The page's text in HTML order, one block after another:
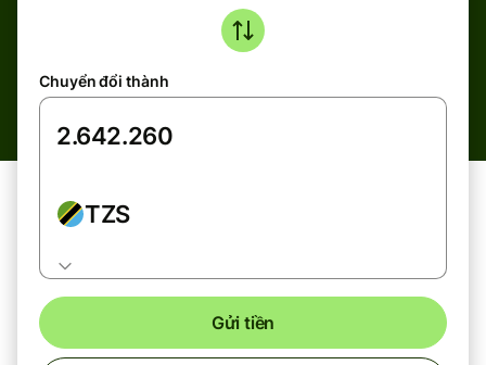
Chuyển đổi thành
TZS
Gửi tiền